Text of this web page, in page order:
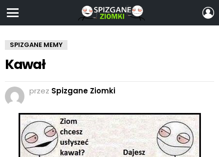
SPIZGANE MEMY
Kawał
przez Spizgane Ziomki